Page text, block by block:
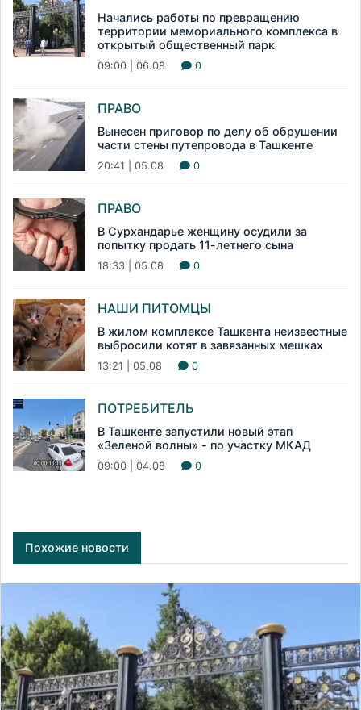
Начались работы по превращению
территории мемориального комплекса в
открытый общественный парк
09:00 | 06.08 0
ПРАВО
Вынесен приговор по делу об обрушении
части стены путепровода в Ташкенте
20:41 | 05.08 0
ПРАВО
В Сурхандарье женщину осудили за
попытку продать 11-летнего сына
18:33 | 05.08 0
НАШИ ПИТОМЦЫ
В жилом комплексе Ташкента неизвестные
выбросили котят в завязанных мешках
13:21 | 05.08 0
ПОТРЕБИТЕЛЬ
В Ташкенте запустили новый этап
«Зеленой волны» - по участку МКАД
09:00 | 04.08 0
Похожие новости